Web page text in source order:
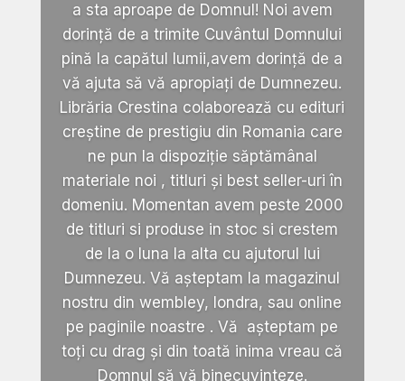
a sta aproape de Domnul! Noi avem
dorință de a trimite Cuvântul Domnului
pină la capătul lumii,avem dorință de a
vă ajuta să vă apropiați de Dumnezeu.
Librăria Crestina colaborează cu edituri
creștine de prestigiu din Romania care
ne pun la dispoziție săptămânal
materiale noi , titluri și best seller-uri în
domeniu. Momentan avem peste 2000
de titluri si produse in stoc si crestem
de la o luna la alta cu ajutorul lui
Dumnezeu. Vă așteptam la magazinul
nostru din wembley, londra, sau online
pe paginile noastre . Vă așteptam pe
toți cu drag și din toată inima vreau că
Domnul să vă binecuvinteze.